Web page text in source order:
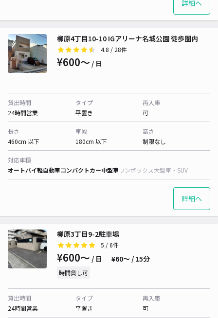
詳細へ
柳原4丁目10-10 IGアリーナ名城公園 徒歩圏内
4.8 / 28件
¥600〜 / 日
貸出時間
24時間営業
タイプ
平置き
再入庫
可
長さ
460cm 以下
車幅
180cm 以下
高さ
制限なし
対応車種
オートバイ軽自動車コンパクトカー中型車ワンボックス大型車・SUV
詳細へ
柳原3丁目9-2駐車場
5 / 6件
¥600〜 / 日 ¥60〜 / 15分
時間貸し可
貸出時間
24時間営業
タイプ
平置き
再入庫
可